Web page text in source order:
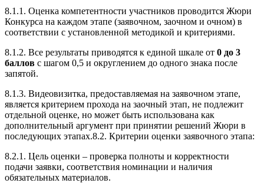
8.1.1. Оценка компетентности участников проводится Жюри
Конкурса на каждом этапе (заявочном, заочном и очном) в
соответствии с установленной методикой и критериями.
8.1.2. Все результаты приводятся к единой шкале от 0 до 3
баллов с шагом 0,5 и округлением до одного знака после
запятой.
8.1.3. Видеовизитка, предоставляемая на заявочном этапе,
является критерием прохода на заочный этап, не подлежит
отдельной оценке, но может быть использована как
дополнительный аргумент при принятии решений Жюри в
последующих этапах.8.2. Критерии оценки заявочного этапа:
8.2.1. Цель оценки – проверка полноты и корректности
подачи заявки, соответствия номинации и наличия
обязательных материалов.